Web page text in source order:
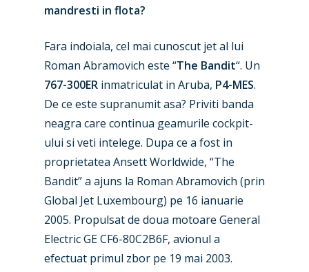
mandresti in flota?
Fara indoiala, cel mai cunoscut jet al lui
Roman Abramovich este “The Bandit“. Un
767-300ER inmatriculat in Aruba, P4-MES.
De ce este supranumit asa? Priviti banda
neagra care continua geamurile cockpit-
ului si veti intelege. Dupa ce a fost in
proprietatea Ansett Worldwide, “The
Bandit” a ajuns la Roman Abramovich (prin
Global Jet Luxembourg) pe 16 ianuarie
2005. Propulsat de doua motoare General
Electric GE CF6-80C2B6F, avionul a
efectuat primul zbor pe 19 mai 2003.